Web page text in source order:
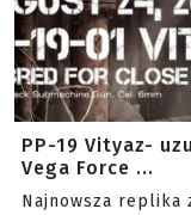
PP-19 Vityaz-
Vega Force ...
Najnowsza replika